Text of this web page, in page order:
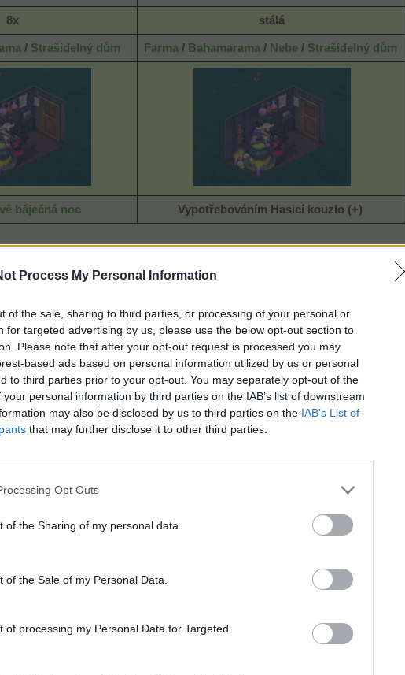
Process My Personal Information
of the sale, sharing to third parties, or processing of your personal or
for targeted advertising by us, please use the below opt-out section to
Please note that after your opt-out request is processed you may
based ads based on personal information utilized by us or personal
to third parties prior to your opt-out. You may separately opt-out of the
personal information by third parties on the IAB’s list of downstream
may also be disclosed by us to third parties on the IAB’s List of
that may further disclose it to other third parties.
Opt Outs
of the Sharing of my personal data.
of the Sale of my Personal Data.
of processing my Personal Data for Targeted
8x stálá
/Strašidelný dům Farma/ Bahamarama/ Nebe/Strašidelný dům
báječná noc Vypotřebováním Hasicí kouzlo (+)
dýní